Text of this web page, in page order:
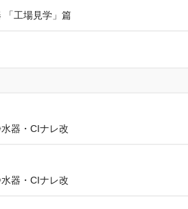
「工場見学」篇
器・CIナレ改
器・CIナレ改